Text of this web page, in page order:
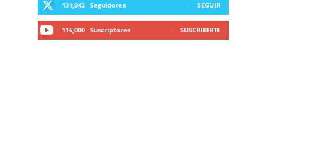
131,842 Seguidores SEGUIR
116,000 Suscriptores SUSCRIBIRTE